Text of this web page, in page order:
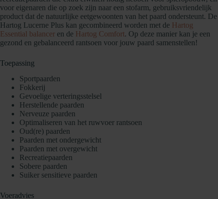
voor eigenaren die op zoek zijn naar een stofarm, gebruiksvriendelijk
product dat de natuurlijke eetgewoonten van het paard ondersteunt. De
Hartog Lucerne Plus kan gecombineerd worden met de Hartog
Essential balancer en de Hartog Comfort. Op deze manier kan je een
gezond en gebalanceerd rantsoen voor jouw paard samenstellen!
Toepassing
Sportpaarden
Fokkerij
Gevoelige verteringsstelsel
Herstellende paarden
Nerveuze paarden
Optimaliseren van het ruwvoer rantsoen
Oud(re) paarden
Paarden met ondergewicht
Paarden met overgewicht
Recreatiepaarden
Sobere paarden
Suiker sensitieve paarden
Voeradvies